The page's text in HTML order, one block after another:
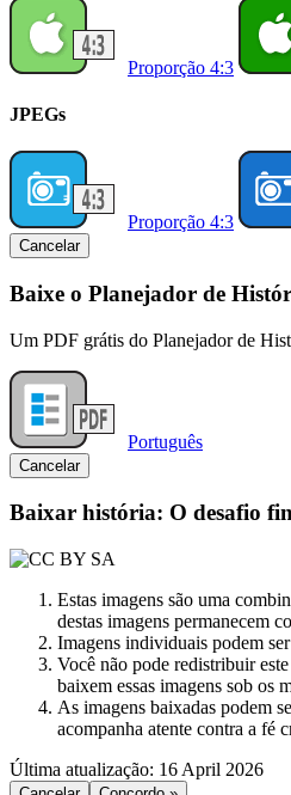
Proporção 4:3
JPEGs
Proporção 4:3
Cancelar
Baixe o Planejador de
Um PDF grátis do Planejador de
Português
Cancelar
Baixar história: O desafio
Estas imagens são uma
destas imagens permanecem
Imagens individuais podem
Você não pode redistribuir
baixem essas imagens sob os
As imagens baixadas podem
acompanha atente contra a fé
Última atualização: 16 April 2026